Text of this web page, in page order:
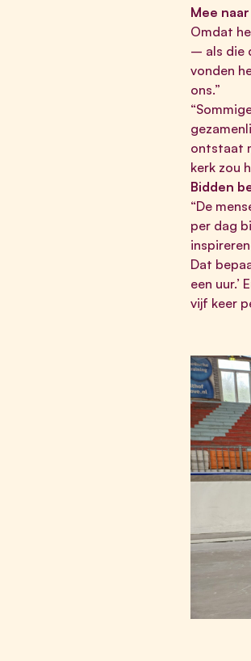
Mee
Omdat
– als die
vonden
ons.”
ontstaat
kerk zou
Bidden
“De
per dag
Dat
een
vijf keer